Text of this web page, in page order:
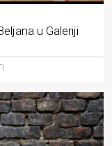
u Galeriji